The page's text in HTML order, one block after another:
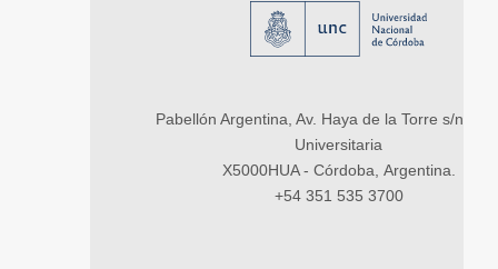
Pabellón Argentina, Av. Haya de la Torre s/n,
Universitaria
X5000HUA - Córdoba, Argentina.
+54 351 535 3700